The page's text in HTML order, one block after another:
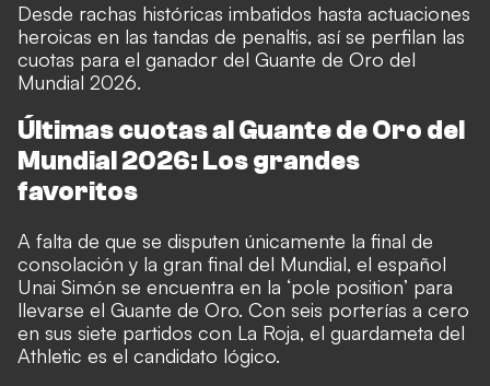
Desde rachas históricas imbatidos hasta actuaciones
heroicas en las tandas de penaltis, así se perfilan las
cuotas para el ganador del Guante de Oro del
Mundial 2026.
Últimas cuotas al Guante de Oro del
Mundial 2026: Los grandes
favoritos
A falta de que se disputen únicamente la final de
consolación y la gran final del Mundial, el español
Unai Simón se encuentra en la ‘pole position’ para
llevarse el Guante de Oro. Con seis porterías a cero
en sus siete partidos con La Roja, el guardameta del
Athletic es el candidato lógico.